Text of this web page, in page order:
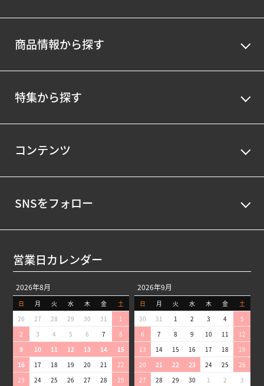
商品情報から探す
特集から探す
コンテンツ
SNSをフォロー
営業日カレンダー
2026年8月
日 月 火 水 木 金
土
26
27 28 29 30 31
1
2
3 4 5 6 7
8
9
10 11 12 13 14
15
16
17 18 19 20 21
22
23
24 25 26 27 28 29
2026年9月
日 月 火 水 木 金
土
30
31 1 2 3 4
5
6
7 8 9 10 11
12
13
14 15 16 17 18
19
20
21 22 23 24 25
26
27
28 29 30 1 2 3